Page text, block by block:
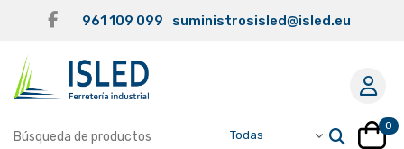
961 109 099 suministrosisled@isled.eu
0